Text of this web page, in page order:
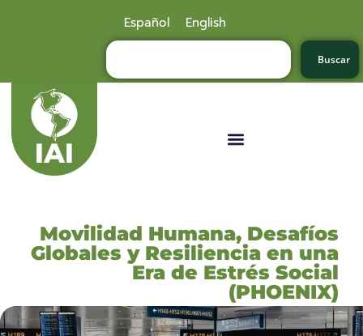
Español English
Buscar
Movilidad Humana, Desafíos
Globales y Resiliencia en una
Era de Estrés Social
(PHOENIX)